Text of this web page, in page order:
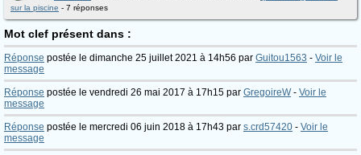
sur la piscine - 7 réponses
Mot clef présent dans :
Réponse postée le dimanche 25 juillet 2021 à 14h56 par Guitou1563 - Voir le
message
Réponse postée le vendredi 26 mai 2017 à 17h15 par GregoireW- Voir le
message
Réponse postée le mercredi 06 juin 2018 à 17h43 par s.crd57420 - Voir le
message